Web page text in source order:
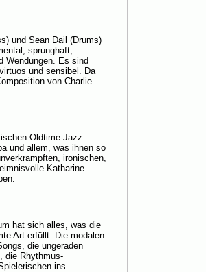
und Sean Dail (Drums)
sprunghaft,
Wendungen. Es sind
und sensibel. Da
von Charlie
Oldtime-Jazz
und allem, was ihnen so
ironischen,
Katharine
hat sich alles, was die
Art erfüllt. Die modalen
die ungeraden
die Rhythmus-
ins